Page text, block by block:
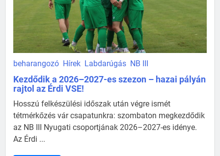
beharangozó Hírek Labdarúgás NB III
Kezdődik a 2026–2027-es szezon – hazai pályán
rajtol az Érdi VSE!
Hosszú felkészülési időszak után végre ismét
tétmérkőzés vár csapatunkra: szombaton megkezdődik
az NB III Nyugati csoportjának 2026–2027-es idénye.
Az Érdi ...